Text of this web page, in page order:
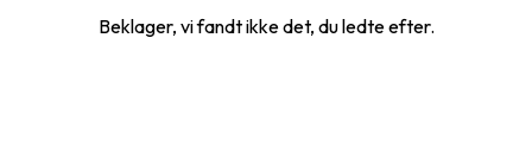
Beklager, vi fandt ikke det, du ledte efter.